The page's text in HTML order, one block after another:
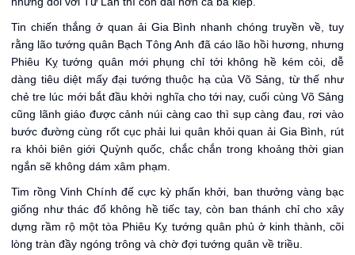
Tin chiến thắng ở quan ải Gia Bình nhanh chóng truyền về, tuy
rằng lão tướng quân Bạch Tông Anh đã cáo lão hồi hương, nhưng
Phiêu Kỵ tướng quân mới phụng chỉ tới không hề kém cỏi, dễ
dàng tiêu diệt mấy đại tướng thuộc hạ của Võ Sảng, từ thế như
chẻ tre lúc mới bắt đầu khởi nghĩa cho tới nay, cuối cùng Võ Sảng
cũng lãnh giáo được cảnh núi càng cao thì sụp càng đau, rơi vào
bước đường cùng rốt cục phải lui quân khỏi quan ải Gia Bình, rút
ra khỏi biên giới Quỳnh quốc, chắc chắn trong khoảng thời gian
ngắn sẽ không dám xâm phạm.
Tim rồng Vinh Chính đế cực kỳ phấn khởi, ban thưởng vàng bạc
giống như thác đổ không hề tiếc tay, còn ban thánh chỉ cho xây
dựng rầm rộ một tòa Phiêu Kỵ tướng quân phủ ở kinh thành, cõi
lòng tràn đầy ngóng trông và chờ đợi tướng quân về triều.